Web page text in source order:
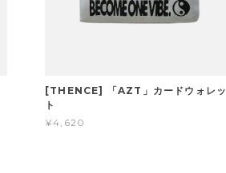
[THENCE] 「AZT」カードウォレッ
ト
¥4,620